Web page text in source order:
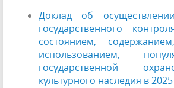
Доклад об
государственного
состоянием,
использованием,
государственной
культурного наследия в